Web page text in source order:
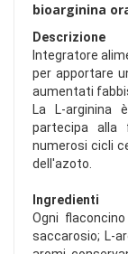
bioarginina
Descrizione
Integratore
per apportare
aumentati
La L-arginina
partecipa alla
numerosi cicli
dell'azoto.
Ingredienti
Ogni
saccarosio; L-